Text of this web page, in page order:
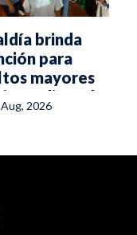
brinda
para
mayores
incendio en la
Ambalá
2026